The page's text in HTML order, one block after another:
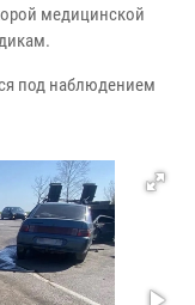
медицинской
под наблюдением